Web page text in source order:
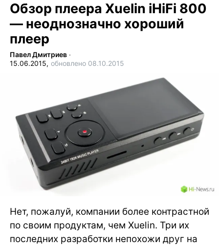
Обзор плеера Xuelin iHiFi 800
— неоднозначно хороший
плеер
Павел Дмитриев ∙
15.06.2015, обновлено 08.10.2015
Нет, пожалуй, компании более контрастной
по своим продуктам, чем Xuelin. Три их
последних разработки непохожи друг на